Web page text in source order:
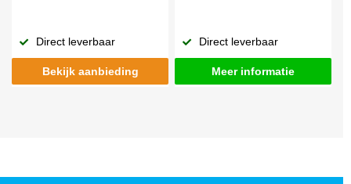
Direct leverbaar
Bekijk aanbieding
Direct leverbaar
Meer informatie